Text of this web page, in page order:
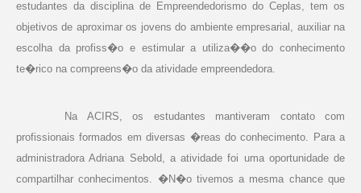
estudantes da disciplina de Empreendedorismo do Ceplas, tem os
objetivos de aproximar os jovens do ambiente empresarial, auxiliar na
escolha da profiss�o e estimular a utiliza��o do conhecimento
te�rico na compreens�o da atividade empreendedora.
Na ACIRS, os estudantes mantiveram contato com
profissionais formados em diversas �reas do conhecimento. Para a
administradora Adriana Sebold, a atividade foi uma oportunidade de
compartilhar conhecimentos. �N�o tivemos a mesma chance que